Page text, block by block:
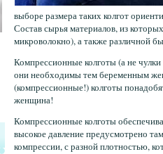
выборе размера таких колгот
Состав сырья материалов, из
микроволокно), а также различной
Компрессионные колготы (а не
они необходимы тем беременным
(компрессионные!) колготы
женщина!
Компрессионные колготы
высокое давление предусмотрено
компрессии, с разной плотностью,